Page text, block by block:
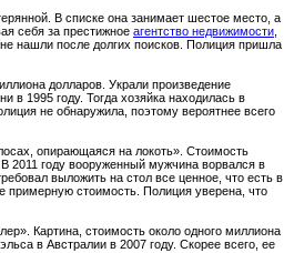
В списке она занимает шестое место, а
себя за престижное агентство недвижимости,
нашли после долгих поисков. Полиция пришла
долларов. Украли произведение
в 1995 году. Тогда хозяйка находилась в
не обнаружила, поэтому вероятнее всего
опирающаяся на локоть». Стоимость
2011 году вооруженный мужчина ворвался в
выложить на стол все ценное, что есть в
примерную стоимость. Полиция уверена, что
Картина, стоимость около одного миллиона
в Австралии в 2007 году. Скорее всего, ее